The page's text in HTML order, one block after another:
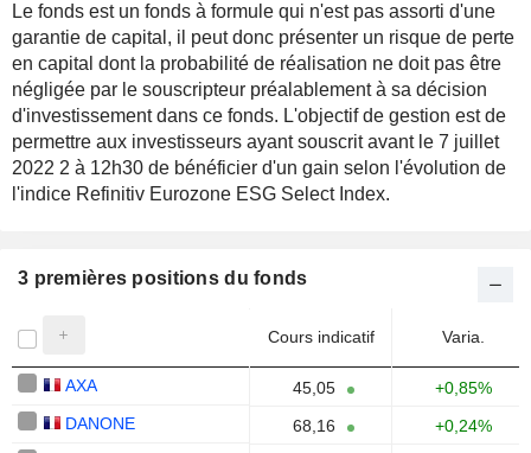
Le fonds est un fonds à formule qui n'est pas assorti d'une
garantie de capital, il peut donc présenter un risque de perte
en capital dont la probabilité de réalisation ne doit pas être
négligée par le souscripteur préalablement à sa décision
d'investissement dans ce fonds. L'objectif de gestion est de
permettre aux investisseurs ayant souscrit avant le 7 juillet
2022 2 à 12h30 de bénéficier d'un gain selon l'évolution de
l'indice Refinitiv Eurozone ESG Select Index.
3 premières positions du fonds
Cours indicatif Varia.
AXA 45,05
+0,85%
DANONE
68,16
+0,24%